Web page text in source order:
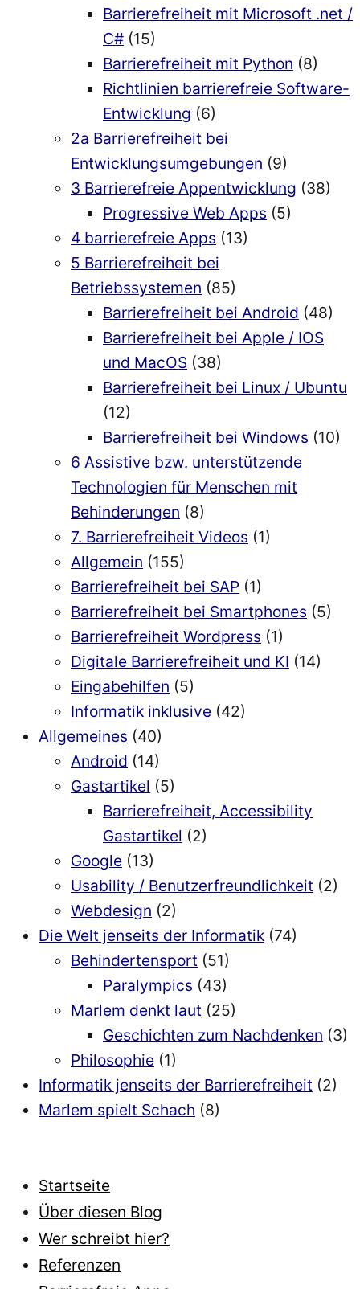
Barrierefreiheit mit Microsoft .net /
C# (15)
Barrierefreiheit mit Python (8)
Richtlinien barrierefreie Software-
Entwicklung (6)
2a Barrierefreiheit bei
Entwicklungsumgebungen (9)
3 Barrierefreie Appentwicklung (38)
Progressive Web Apps (5)
4 barrierefreie Apps (13)
5 Barrierefreiheit bei
Betriebssystemen (85)
Barrierefreiheit bei Android (48)
Barrierefreiheit bei Apple / IOS
und MacOS (38)
Barrierefreiheit bei Linux / Ubuntu
(12)
Barrierefreiheit bei Windows (10)
6 Assistive bzw. unterstützende
Technologien für Menschen mit
Behinderungen (8)
7. Barrierefreiheit Videos (1)
Allgemein (155)
Barrierefreiheit bei SAP (1)
Barrierefreiheit bei Smartphones (5)
Barrierefreiheit Wordpress (1)
Digitale Barrierefreiheit und KI (14)
Eingabehilfen (5)
Informatik inklusive (42)
Allgemeines (40)
Android (14)
Gastartikel (5)
Barrierefreiheit, Accessibility
Gastartikel (2)
Google (13)
Usability / Benutzerfreundlichkeit (2)
Webdesign (2)
Die Welt jenseits der Informatik (74)
Behindertensport (51)
Paralympics (43)
Marlem denkt laut (25)
Geschichten zum Nachdenken (3)
Philosophie (1)
Informatik jenseits der Barrierefreiheit (2)
Marlem spielt Schach (8)
Startseite
Über diesen Blog
Wer schreibt hier?
Referenzen